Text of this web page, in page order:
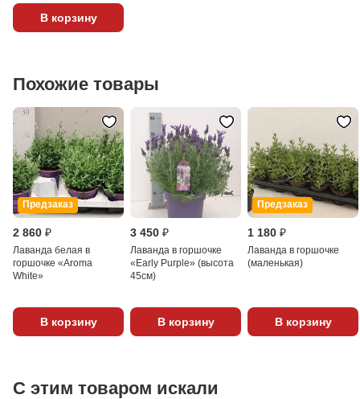
В корзину
Похожие товары
Предзаказ
2 860 ₽
Лаванда белая в
горшочке «Aroma
White»
В корзину
3 450 ₽
Лаванда в горшочке
«Early Purple» (высота
45см)
В корзину
Предзаказ
1 180 ₽
Лаванда в горшочке
(маленькая)
В корзину
С этим товаром искали